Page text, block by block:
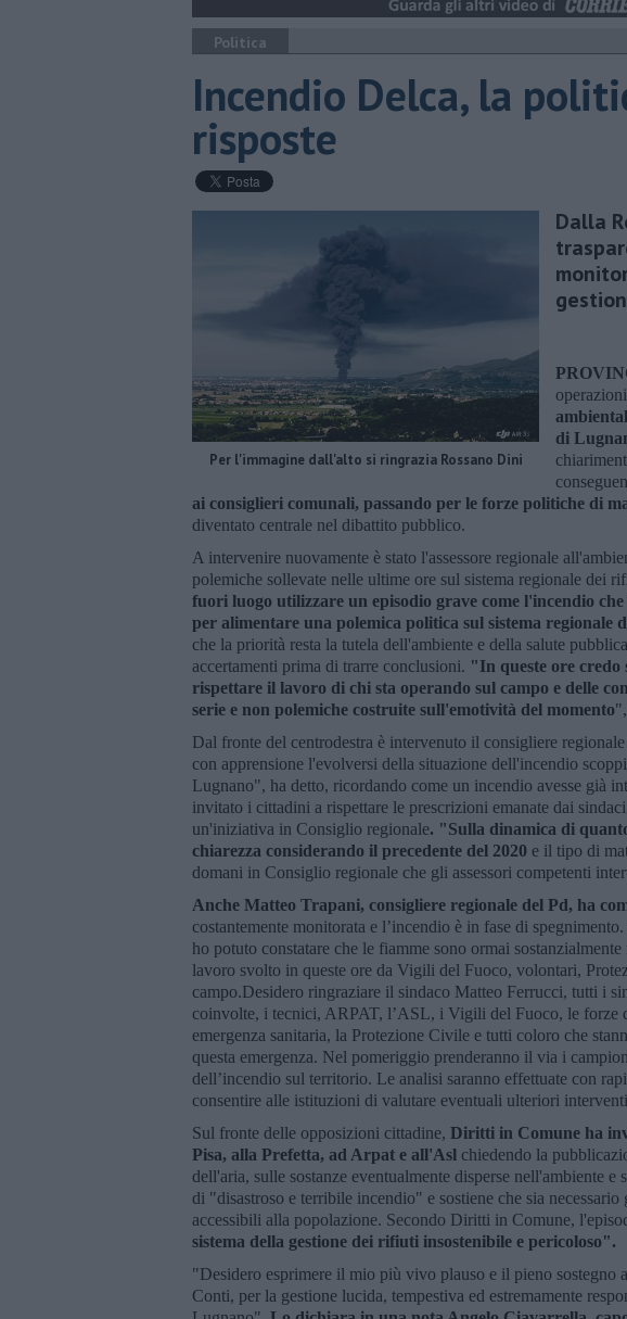
Politica
Incendio Delca, la
risposte
Per l'immagine dall'alto si ringrazia Rossano Dini
Dalla
di
ai consiglieri comunali, passando per le forze politiche di
diventato centrale nel dibattito pubblico.
A intervenire nuovamente è stato l'assessore regionale
polemiche sollevate nelle ultime ore sul sistema regionale dei
fuori luogo utilizzare un episodio grave come l'incendio
per alimentare una polemica politica sul sistema regionale
che la priorità resta la tutela dell'ambiente e della salute
accertamenti prima di trarre conclusioni. "In queste ore credo
rispettare il lavoro di chi sta operando sul campo e delle
serie e non polemiche costruite sull'emotività del momento
Dal fronte del centrodestra è intervenuto il consigliere
con apprensione l'evolversi della situazione dell'incendio
Lugnano", ha detto, ricordando come un incendio avesse già
invitato i cittadini a rispettare le prescrizioni emanate dai
un'iniziativa in Consiglio regionale. "Sulla dinamica di
chiarezza considerando il precedente del 2020 e il tipo di
domani in Consiglio regionale che gli assessori competenti
Anche Matteo Trapani, consigliere regionale del Pd, ha
costantemente monitorata e l’incendio è in fase di
ho potuto constatare che le fiamme sono ormai
lavoro svolto in queste ore da Vigili del Fuoco, volontari,
campo.Desidero ringraziare il sindaco Matteo Ferrucci, tutti i
coinvolte, i tecnici, ARPAT, l’ASL, i Vigili del Fuoco, le forze
emergenza sanitaria, la Protezione Civile e tutti coloro che
questa emergenza. Nel pomeriggio prenderanno il via i
dell’incendio sul territorio. Le analisi saranno effettuate con
consentire alle istituzioni di valutare eventuali ulteriori
Sul fronte delle opposizioni cittadine, Diritti in Comune ha
Pisa, alla Prefetta, ad Arpat e all'Asl chiedendo la
dell'aria, sulle sostanze eventualmente disperse nell'ambiente
di "disastroso e terribile incendio" e sostiene che sia
accessibili alla popolazione. Secondo Diritti in Comune,
sistema della gestione dei rifiuti insostenibile e pericoloso".
"Desidero esprimere il mio più vivo plauso e il pieno sostegno
Conti, per la gestione lucida, tempestiva ed estremamente